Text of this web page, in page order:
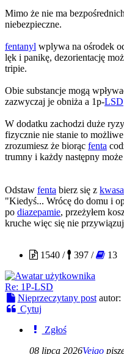
Mimo że nie ma
niebezpieczne.
fentanyl wplywa na ośrodek
lęk i panikę, dezorientację
tripie.
Obie substancje mogą
zazwyczaj je obniża a 1p-LSD
W dodatku zachodzi duże
fizycznie nie stanie to
zrozumiesz że biorąc fenta
trumny i każdy następny
Odstaw fenta bierz się z kwasa
"Kiedyś... Wrócę do domu i
po diazepamie, przeżyłem
kruche więc się nie
1540 /
397 / 13
Re: 1P-LSD
Nieprzeczytany post autor:
Cytuj
Zgłoś
08 lipca 2026Veigo